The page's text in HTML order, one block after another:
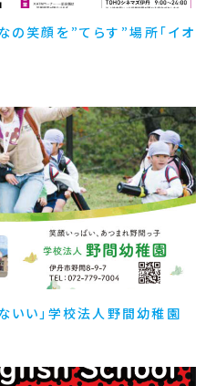
の笑顔を”てらす”場所「イオ
いい」学校法人野間幼稚園